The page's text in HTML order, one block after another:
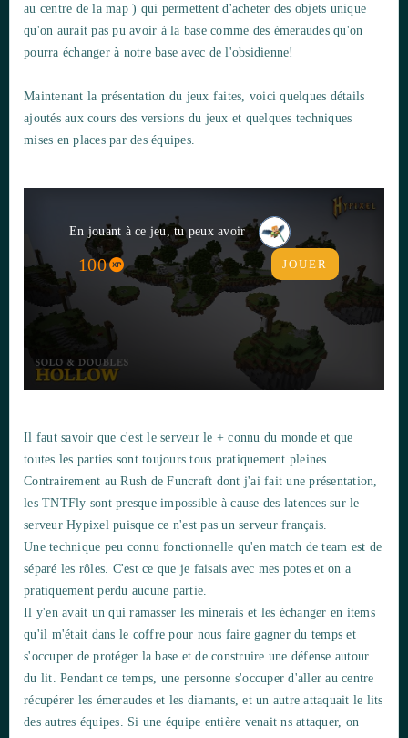
au centre de la map ) qui permettent d'acheter des objets unique
qu'on aurait pas pu avoir à la base comme des émeraudes qu'on
pourra échanger à notre base avec de l'obsidienne!
Maintenant la présentation du jeux faites, voici quelques détails
ajoutés aux cours des versions du jeux et quelques techniques
mises en places par des équipes.
En jouant à ce jeu, tu peux avoir
100 JOUER
Il faut savoir que c'est le serveur le + connu du monde et que
toutes les parties sont toujours tous pratiquement pleines.
Contrairement au Rush de Funcraft dont j'ai fait une présentation,
les TNTFly sont presque impossible à cause des latences sur le
serveur Hypixel puisque ce n'est pas un serveur français.
Une technique peu connu fonctionnelle qu'en match de team est de
séparé les rôles. C'est ce que je faisais avec mes potes et on a
pratiquement perdu aucune partie.
Il y'en avait un qui ramasser les minerais et les échanger en items
qu'il m'était dans le coffre pour nous faire gagner du temps et
s'occuper de protéger la base et de construire une défense autour
du lit. Pendant ce temps, une personne s'occuper d'aller au centre
récupérer les émeraudes et les diamants, et un autre attaquait le lits
des autres équipes. Si une équipe entière venait ns attaquer, on